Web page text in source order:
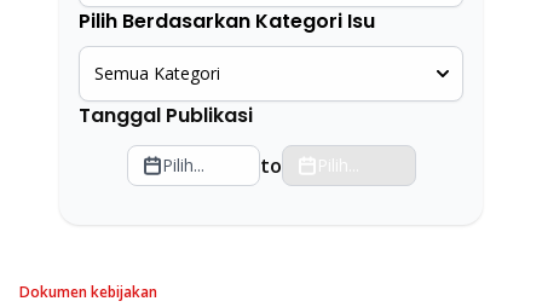
Pilih Berdasarkan Kategori Isu
Semua Kategori
Tanggal Publikasi
Tanggal mulai publikasi
Pilih... toTanggal akhir publikasi
Pilih...
Dokumen kebijakan